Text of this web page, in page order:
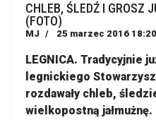
CHLEB, ŚLEDŹ I GROSZ
(FOTO)
MJ 25 marzec 2016 18:20
LEGNICA. Tradycyjnie
legnickiego
rozdawały chleb,
wielkopostną jałmużnę.